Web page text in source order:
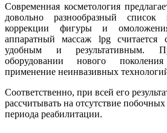
Современная косметология
довольно разнообразный
коррекции фигуры и
аппаратный массаж lpg считается
удобным и результативным.
оборудовании нового
применение неинвазивных
Соответственно, при всей его
рассчитывать на отсутствие
периода реабилитации.